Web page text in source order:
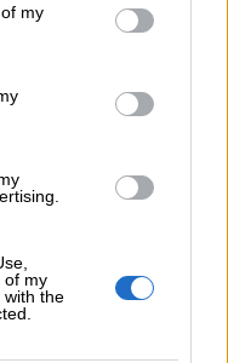
my
of my
with the
proprio il
e
numerose
alla Città-Stato
costruzione di
riceveva dalla